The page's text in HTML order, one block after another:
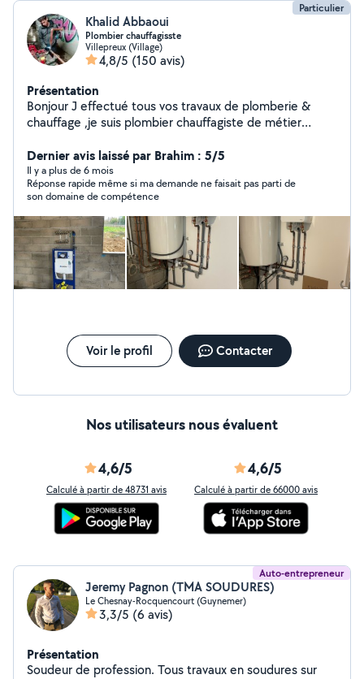
Particulier
Khalid Abbaoui
Plombier chauffagisste
Villepreux (Village)
4,8/5 (150 avis)
Présentation
Bonjour J effectué tous vos travaux de plomberie &
chauffage ,je suis plombier chauffagiste de métier
propose mes services dépannage , recherche de fuite ,
installation radiateur , création salle de bain
,changement des robinets de radiateurs,remplacement
Mecanisme wc, création alimentation et évacuation
pour lave linge ou machine à laver Installation chauffe
eau, chaudière Débouchage , évier , lavabo .. j' ai tout le
matériel pour travailler vous m envoyez des photos je
vous dis le prix... A bientôt....
Dernier avis laissé par Brahim : 5/5
Il y a plus de 6 mois
Réponse rapide même si ma demande ne faisait pas parti de
son domaine de compétence
Voir le profil Contacter
Nos utilisateurs nous évaluent
4,6/5
Calculé à partir de 48731 avis
4,6/5
Calculé à partir de 66000 avis
Auto-entrepreneur
Jeremy Pagnon (TMA SOUDURES)
Le Chesnay-Rocquencourt (Guynemer)
3,3/5 (6 avis)
Présentation
Soudeur de profession. Tous travaux en soudures sur